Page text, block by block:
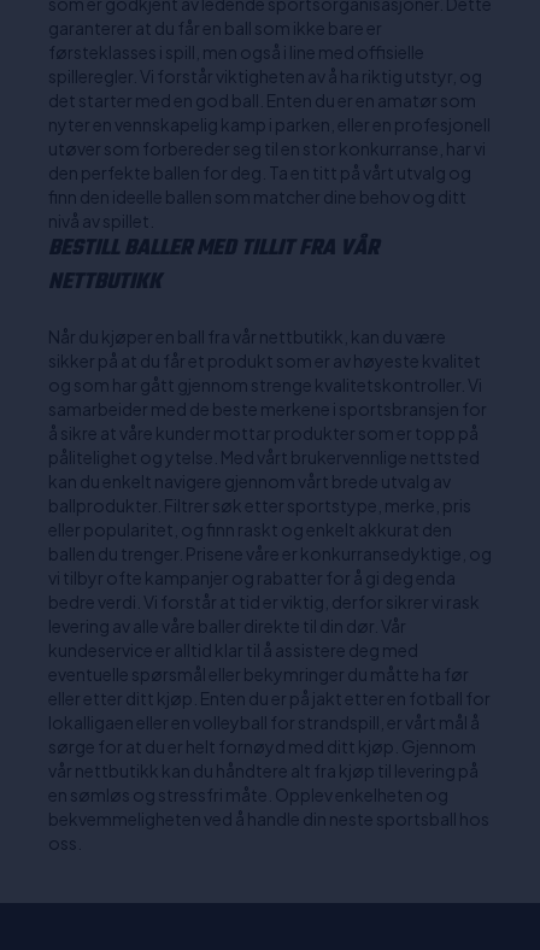
garanterer at du får en ball som ikke bare er
førsteklasses i spill, men også i line med offisielle
spilleregler. Vi forstår viktigheten av å ha riktig utstyr, og
det starter med en god ball. Enten du er en amatør som
nyter en vennskapelig kamp i parken, eller en profesjonell
utøver som forbereder seg til en stor konkurranse, har vi
den perfekte ballen for deg. Ta en titt på vårt utvalg og
finn den ideelle ballen som matcher dine behov og ditt
nivå av spillet.
BESTILL BALLER MED TILLIT FRA VÅR
NETTBUTIKK
Når du kjøper en ball fra vår nettbutikk, kan du være
sikker på at du får et produkt som er av høyeste kvalitet
og som har gått gjennom strenge kvalitetskontroller. Vi
samarbeider med de beste merkene i sportsbransjen for
å sikre at våre kunder mottar produkter som er topp på
pålitelighet og ytelse. Med vårt brukervennlige nettsted
kan du enkelt navigere gjennom vårt brede utvalg av
ballprodukter. Filtrer søk etter sportstype, merke, pris
eller popularitet, og finn raskt og enkelt akkurat den
ballen du trenger. Prisene våre er konkurransedyktige, og
vi tilbyr ofte kampanjer og rabatter for å gi deg enda
bedre verdi. Vi forstår at tid er viktig, derfor sikrer vi rask
levering av alle våre baller direkte til din dør. Vår
kundeservice er alltid klar til å assistere deg med
eventuelle spørsmål eller bekymringer du måtte ha før
eller etter ditt kjøp. Enten du er på jakt etter en fotball for
lokalligaen eller en volleyball for strandspill, er vårt mål å
sørge for at du er helt fornøyd med ditt kjøp. Gjennom
vår nettbutikk kan du håndtere alt fra kjøp til levering på
en sømløs og stressfri måte. Opplev enkelheten og
bekvemmeligheten ved å handle din neste sportsball hos
oss.